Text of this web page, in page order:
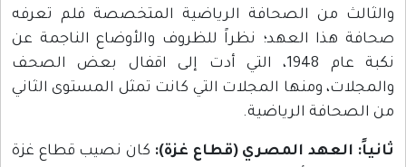
والثالث من الصحافة الرياضية المتخصصة فلم تعرفه
صحافة هذا العهد؛ نظراً للظروف والأوضاع الناجمة عن
نكبة عام 1948، التي أدت إلى اقفال بعض الصحف
والمجلات، ومنها المجلات التي كانت تمثل المستوى الثاني
من الصحافة الرياضية.
ثانياً: العهد المصري (قطاع غزة): كان نصيب قطاع غزة